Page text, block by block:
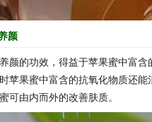
颜
颜的功效，得益于苹果蜜中富
苹果蜜中富含的抗氧化物质还
可由内而外的改善肤质。